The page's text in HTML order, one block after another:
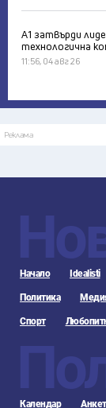
А1 затвърди
технологична
11:56, 04 авг 26
Реклама
Начало Idealisti
Политика
Спорт
Календар